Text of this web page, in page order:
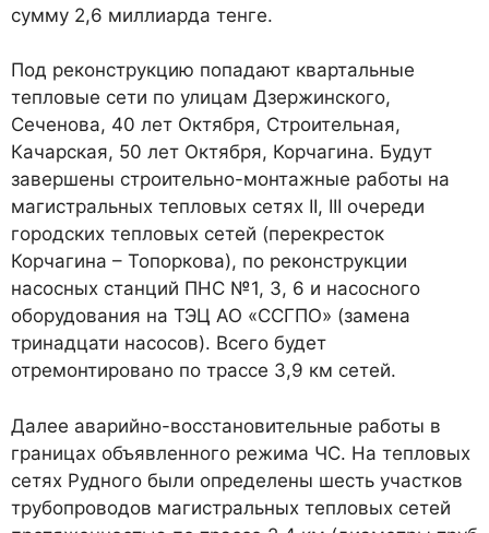
сумму 2,6 миллиарда тенге.
Под реконструкцию попадают квартальные
тепловые сети по улицам Дзержинского,
Сеченова, 40 лет Октября, Строительная,
Качарская, 50 лет Октября, Корчагина. Будут
завершены строительно-монтажные работы на
магистральных тепловых сетях II, III очереди
городских тепловых сетей (перекресток
Корчагина – Топоркова), по реконструкции
насосных станций ПНС №1, 3, 6 и насосного
оборудования на ТЭЦ АО «ССГПО» (замена
тринадцати насосов). Всего будет
отремонтировано по трассе 3,9 км сетей.
Далее аварийно-восстановительные работы в
границах объявленного режима ЧС. На тепловых
сетях Рудного были определены шесть участков
трубопроводов магистральных тепловых сетей